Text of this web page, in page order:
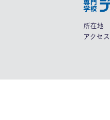
所在地
アクセス